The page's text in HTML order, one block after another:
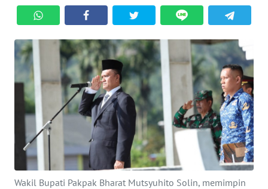
Wakil Bupati Pakpak Bharat Mutsyuhito Solin, memimpin
SERBA-
SERBI
OPINI
Informasi
INDEKS
KONTAK
KAMI